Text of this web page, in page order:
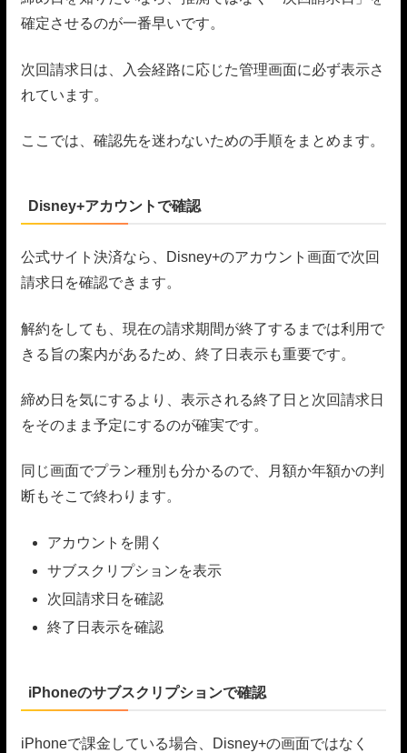
確定させるのが一番早いです。
次回請求日は、入会経路に応じた管理画面に必ず表示さ
れています。
ここでは、確認先を迷わないための手順をまとめます。
Disney+アカウントで確認
公式サイト決済なら、Disney+のアカウント画面で次回
請求日を確認できます。
解約をしても、現在の請求期間が終了するまでは利用で
きる旨の案内があるため、終了日表示も重要です。
締め日を気にするより、表示される終了日と次回請求日
をそのまま予定にするのが確実です。
同じ画面でプラン種別も分かるので、月額か年額かの判
断もそこで終わります。
アカウントを開く
サブスクリプションを表示
次回請求日を確認
終了日表示を確認
iPhoneのサブスクリプションで確認
iPhoneで課金している場合、Disney+の画面ではなく